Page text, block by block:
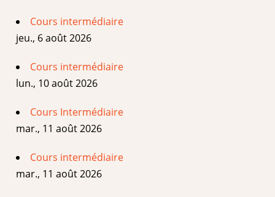
Cours intermédiaire
jeu., 6 août 2026
Cours intermédiaire
lun., 10 août 2026
Cours Intermédiaire
mar., 11 août 2026
Cours intermédiaire
mar., 11 août 2026